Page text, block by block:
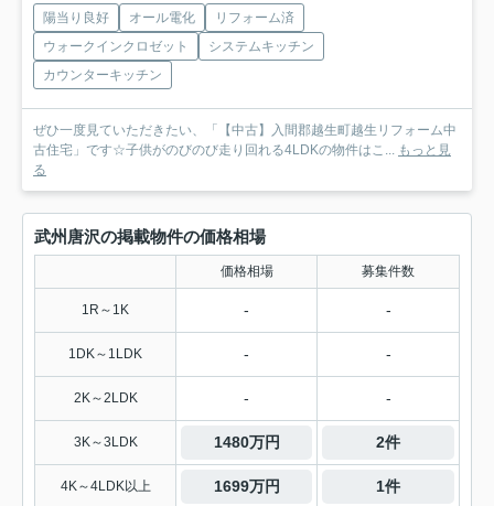
陽当り良好 オール電化
リフォーム済
ウォークインクロゼット
システムキッチン
カウンターキッチン
ぜひ一度見ていただきたい、「【中古】入間郡越生町越生リフォーム中
古住宅」です☆子供がのびのび走り回れる4LDKの物件はこ... もっと見
る
武州唐沢の掲載物件の価格相場
価格相場 募集件数
1R～1K - -
1DK～1LDK - -
2K～2LDK - -
3K～3LDK 1480万円 2件
4K～4LDK以上 1699万円 1件